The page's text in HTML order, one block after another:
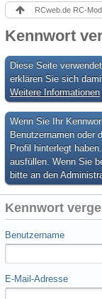
RCweb.de RC-
Kennwort
Diese Seite
erklären Sie sich
Weitere Informationen
Wenn Sie Ihr
Benutzernamen oder
Profil hinterlegt
ausfüllen. Wenn Sie
bitte an den
Kennwort
Benutzername
E-Mail-Adresse